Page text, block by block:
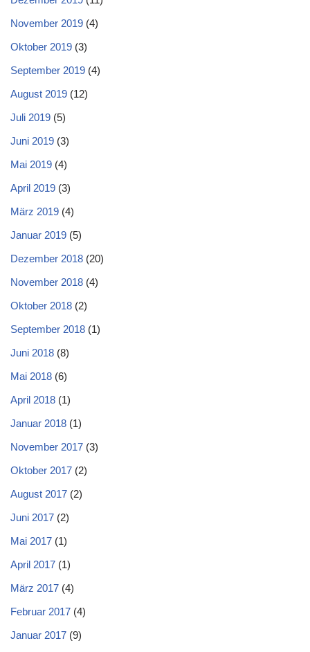
November 2019 (4)
Oktober 2019 (3)
September 2019 (4)
August 2019 (12)
Juli 2019 (5)
Juni 2019 (3)
Mai 2019 (4)
April 2019 (3)
März 2019 (4)
Januar 2019 (5)
Dezember 2018 (20)
November 2018 (4)
Oktober 2018 (2)
September 2018 (1)
Juni 2018 (8)
Mai 2018 (6)
April 2018 (1)
Januar 2018 (1)
November 2017 (3)
Oktober 2017 (2)
August 2017 (2)
Juni 2017 (2)
Mai 2017 (1)
April 2017 (1)
März 2017 (4)
Februar 2017 (4)
Januar 2017 (9)